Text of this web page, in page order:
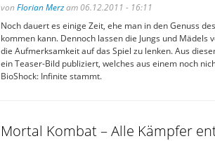
von Florian Merzam 06.12.2011 - 16:11
Noch dauert es einige Zeit, ehe man in den Genuss
kommen kann. Dennoch lassen die Jungs und Mädels
die Aufmerksamkeit auf das Spiel zu lenken. Aus
ein Teaser-Bild publiziert, welches aus einem noch
BioShock: Infinite stammt.
Mortal Kombat – Alle Kämpfer